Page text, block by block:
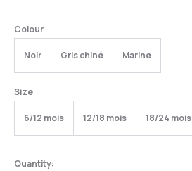
Colour
Noir Gris chiné Marine
Size
6/12 mois 12/18 mois 18/24 mois